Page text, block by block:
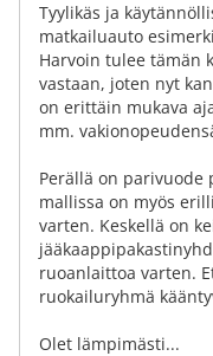
Tyylikäs ja
matkailuauto
Harvoin tulee tämän
vastaan, joten nyt
on erittäin mukava
mm.
Perällä on
mallissa on myös
varten. Keskellä on
ruoanlaittoa varten.
ruokailuryhmä
Olet lämpimästi...